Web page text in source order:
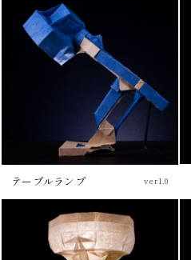
チュートリアル
テーブルランプ ver1.0